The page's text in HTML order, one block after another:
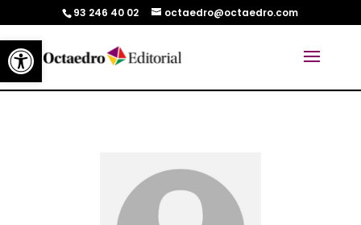
Abrir barra de herramientas
93 246 40 02 octaedro@octaedro.com